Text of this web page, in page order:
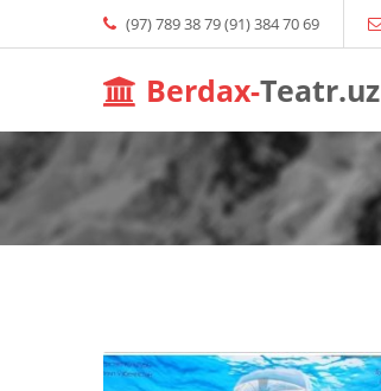
(97) 789 38 79 (91) 384 70 69
Berdax-Teatr.uz